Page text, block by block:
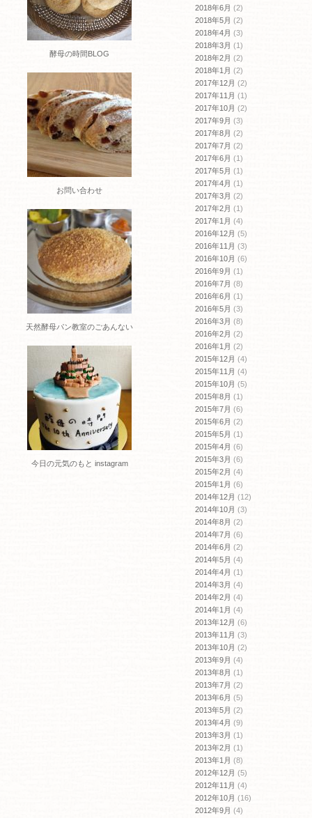
酵母の時間BLOG
お問い合わせ
天然酵母パン教室のごあんない
今日の元気のもと instagram
2018年6月 (2)
2018年5月 (2)
2018年4月 (3)
2018年3月 (1)
2018年2月 (2)
2018年1月 (2)
2017年12月 (2)
2017年11月 (1)
2017年10月 (2)
2017年9月 (3)
2017年8月 (2)
2017年7月 (2)
2017年6月 (1)
2017年5月 (1)
2017年4月 (1)
2017年3月 (2)
2017年2月 (1)
2017年1月 (4)
2016年12月 (5)
2016年11月 (3)
2016年10月 (6)
2016年9月 (1)
2016年7月 (8)
2016年6月 (1)
2016年5月 (3)
2016年3月 (8)
2016年2月 (2)
2016年1月 (2)
2015年12月 (4)
2015年11月 (4)
2015年10月 (5)
2015年8月 (1)
2015年7月 (6)
2015年6月 (2)
2015年5月 (1)
2015年4月 (6)
2015年3月 (6)
2015年2月 (4)
2015年1月 (6)
2014年12月 (12)
2014年10月 (3)
2014年8月 (2)
2014年7月 (6)
2014年6月 (2)
2014年5月 (4)
2014年4月 (1)
2014年3月 (4)
2014年2月 (4)
2014年1月 (4)
2013年12月 (6)
2013年11月 (3)
2013年10月 (2)
2013年9月 (4)
2013年8月 (1)
2013年7月 (2)
2013年6月 (5)
2013年5月 (2)
2013年4月 (9)
2013年3月 (1)
2013年2月 (1)
2013年1月 (8)
2012年12月 (5)
2012年11月 (4)
2012年10月 (16)
2012年9月 (4)